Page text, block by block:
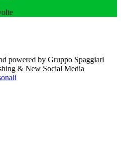
powered by Gruppo Spaggiari
& New Social Media